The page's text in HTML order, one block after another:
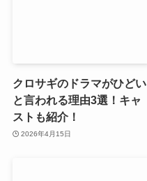
クロサギのドラマがひどい
と言われる理由3選！キャ
ストも紹介！
2026年4月15日